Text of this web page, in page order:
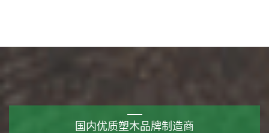
国内优质塑木品牌制造商